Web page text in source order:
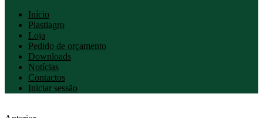
Início
Plastiagro
Loja
Pedido de orçamento
Downloads
Notícias
Contactos
Iniciar sessão